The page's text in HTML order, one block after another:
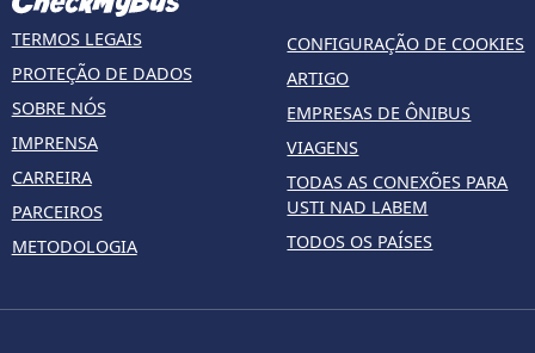
TERMOS LEGAIS
PROTEÇÃO DE DADOS
SOBRE NÓS
IMPRENSA
CARREIRA
PARCEIROS
METODOLOGIA
CONFIGURAÇÃO DE COOKIES
ARTIGO
EMPRESAS DE ÔNIBUS
VIAGENS
TODAS AS CONEXÕES PARA
USTI NAD LABEM
TODOS OS PAÍSES